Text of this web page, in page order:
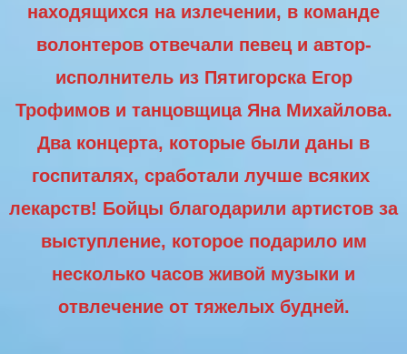
находящихся на излечении, в команде
волонтеров отвечали певец и автор-
исполнитель из Пятигорска Егор
Трофимов и танцовщица Яна Михайлова.
Два концерта, которые были даны в
госпиталях, сработали лучше всяких
лекарств! Бойцы благодарили артистов за
выступление, которое подарило им
несколько часов живой музыки и
отвлечение от тяжелых будней.